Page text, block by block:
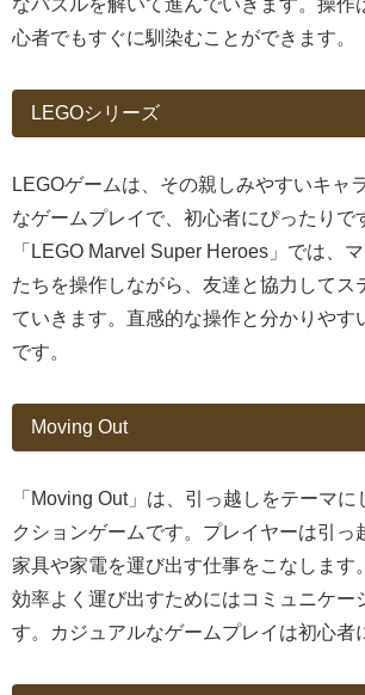
なパズルを解いて進んでいきます。操作
心者でもすぐに馴染むことができます。
LEGOシリーズ
LEGOゲームは、その親しみやすいキャ
なゲームプレイで、初心者にぴったりで
「LEGO Marvel Super Heroes」では、
たちを操作しながら、友達と協力してス
ていきます。直感的な操作と分かりやす
です。
Moving Out
「Moving Out」は、引っ越しをテーマ
クションゲームです。プレイヤーは引っ
家具や家電を運び出す仕事をこなします
効率よく運び出すためにはコミュニケー
す。カジュアルなゲームプレイは初心者